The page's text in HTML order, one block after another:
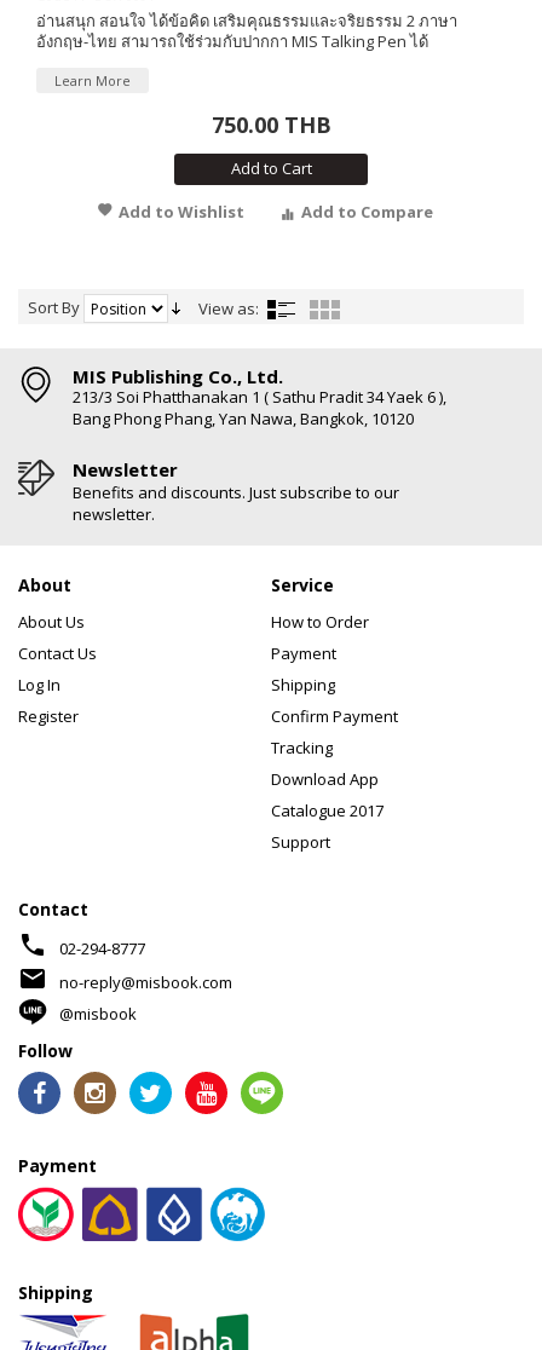
อ่านสนุก สอนใจ ได้ข้อคิด เสริมคุณธรรมและจริยธรรม 2 ภาษา
อังกฤษ-ไทย สามารถใช้ร่วมกับปากกา MIS Talking Pen ได้
Learn More
750.00 THB
Add to Cart
Add to Wishlist
Add to Compare
Sort By View as:
MIS Publishing Co., Ltd.
213/3 Soi Phatthanakan 1 ( Sathu Pradit 34 Yaek 6 ),
Bang Phong Phang, Yan Nawa, Bangkok, 10120
Newsletter
Benefits and discounts. Just subscribe to our
newsletter.
About
About Us
Contact Us
Log In
Register
Service
How to Order
Payment
Shipping
Confirm Payment
Tracking
Download App
Catalogue 2017
Support
Contact
phone 02-294-8777
mail
no-reply@misbook.com
@misbook
Follow
Payment
Shipping